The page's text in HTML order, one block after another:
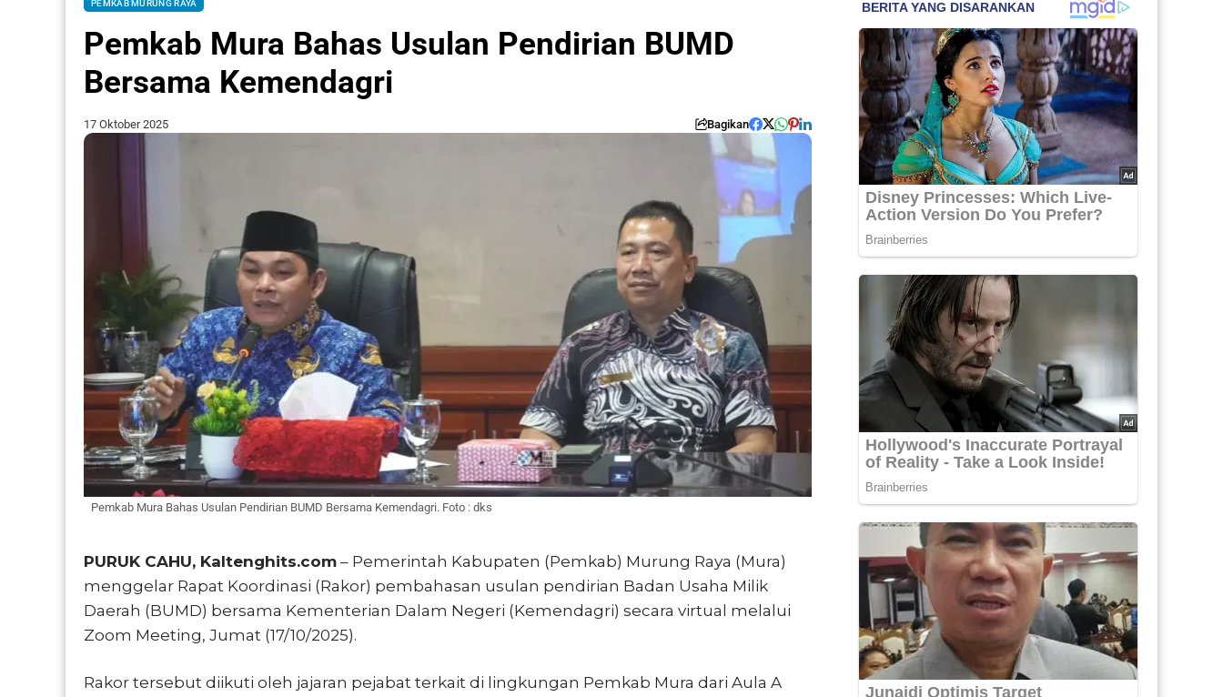
PEMKAB MURUNG RAYA
Pemkab Mura Bahas Usulan Pendirian BUMD
Bersama Kemendagri
17 Oktober 2025 Bagikan
Pemkab Mura Bahas Usulan Pendirian BUMD Bersama Kemendagri. Foto : dks
PURUK CAHU, Kaltenghits.com – Pemerintah Kabupaten (Pemkab) Murung Raya (Mura)
menggelar Rapat Koordinasi (Rakor) pembahasan usulan pendirian Badan Usaha Milik
Daerah (BUMD) bersama Kementerian Dalam Negeri (Kemendagri) secara virtual melalui
Zoom Meeting, Jumat (17/10/2025).
Rakor tersebut diikuti oleh jajaran pejabat terkait di lingkungan Pemkab Mura dari Aula A